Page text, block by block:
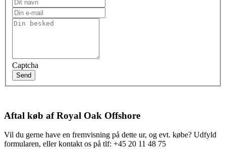
Captcha
Send
Aftal køb af Royal Oak Offshore
Vil du gerne have en fremvisning på dette ur, og evt. købe? Udfyld
formularen, eller kontakt os på tlf: +45 20 11 48 75